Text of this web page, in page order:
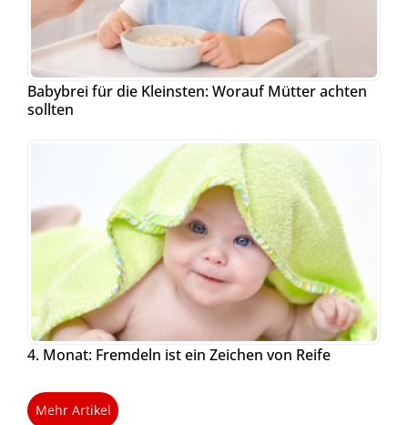
Babybrei für die Kleinsten: Worauf Mütter achten
sollten
4. Monat: Fremdeln ist ein Zeichen von Reife
Mehr Artikel